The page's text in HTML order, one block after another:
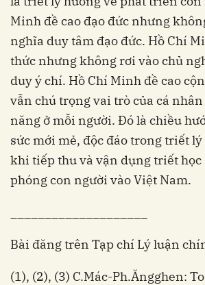
Minh đề cao đạo đức nhưng
nghĩa duy tâm đạo đức. Hồ Chí
thức nhưng không rơi vào chủ
duy ý chí. Hồ Chí Minh đề cao
vẫn chú trọng vai trò của cá
năng ở mỗi người. Đó là chiều
sức mới mẻ, độc đáo trong triết
khi tiếp thu và vận dụng triết học
phóng con người vào Việt Nam.
Bài đăng trên Tạp chí Lý luận
(1), (2), (3) C.Mác-Ph.Ăngghen: